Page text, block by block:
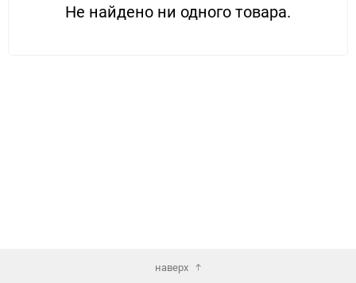
Не найдено ни одного товара.
наверх